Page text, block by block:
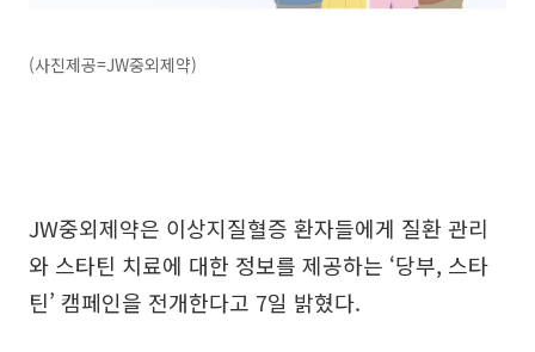
(사진제공=JW중외제약)
JW중외제약은 이상지질혈증 환자들에게 질환 관리
와 스타틴 치료에 대한 정보를 제공하는 ‘당부, 스타
틴’ 캠페인을 전개한다고 7일 밝혔다.